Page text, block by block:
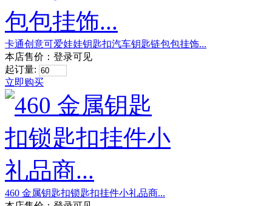
卡通创意可爱娃娃钥匙扣汽车钥匙链包包挂饰...
本店售价： 登录可见
起订量:
立即购买
460 金属钥匙扣锁匙扣挂件小礼品商...